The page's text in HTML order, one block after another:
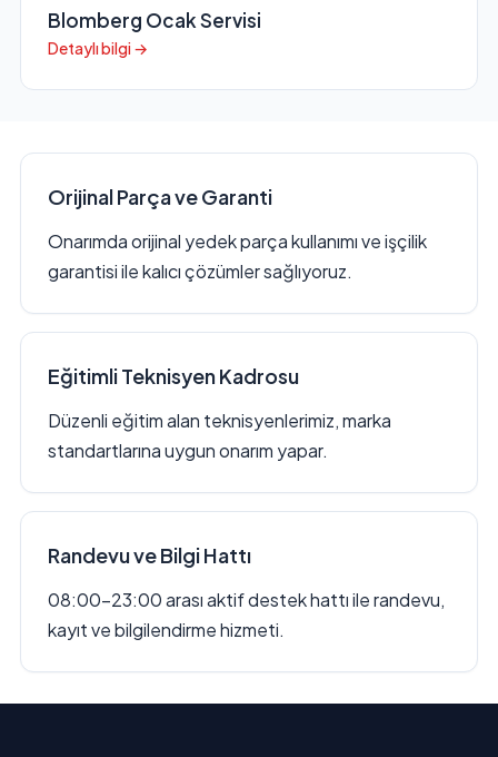
Blomberg Ocak Servisi
Detaylı bilgi →
Orijinal Parça ve Garanti
Onarımda orijinal yedek parça kullanımı ve işçilik
garantisi ile kalıcı çözümler sağlıyoruz.
Eğitimli Teknisyen Kadrosu
Düzenli eğitim alan teknisyenlerimiz, marka
standartlarına uygun onarım yapar.
Randevu ve Bilgi Hattı
08:00–23:00 arası aktif destek hattı ile randevu,
kayıt ve bilgilendirme hizmeti.